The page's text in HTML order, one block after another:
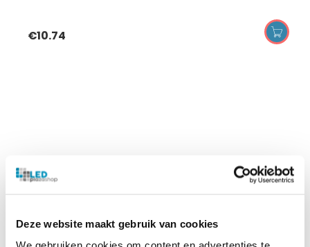
Deze website maakt gebruik van cookies
€10.74